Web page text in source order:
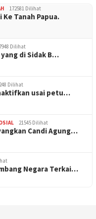
172581 Dilihat
Tanah Papua.
Dilihat
di Sidak B…
Dilihat
usai petu…
21545 Dilihat
Candi Agung…
Negara Terkai…